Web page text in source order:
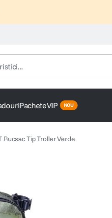
PacheteVIP
Rucsac Tip Troller Verde